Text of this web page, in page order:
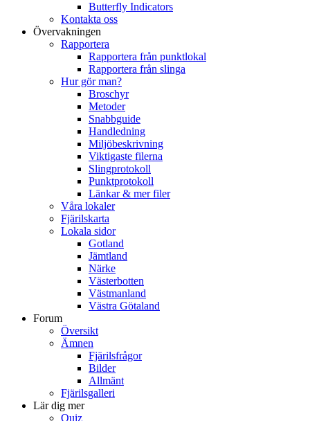
Butterfly Indicators
Kontakta oss
Övervakningen
Rapportera
Rapportera från punktlokal
Rapportera från slinga
Hur gör man?
Broschyr
Metoder
Snabbguide
Handledning
Miljöbeskrivning
Viktigaste filerna
Slingprotokoll
Punktprotokoll
Länkar & mer filer
Våra lokaler
Fjärilskarta
Lokala sidor
Gotland
Jämtland
Närke
Västerbotten
Västmanland
Västra Götaland
Forum
Översikt
Ämnen
Fjärilsfrågor
Bilder
Allmänt
Fjärilsgalleri
Lär dig mer
Quiz